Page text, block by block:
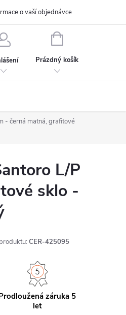
Kontakt
o vaší objednávce
NÁKUPNÍ
Prázdný košík
- černá matná, grafitové
L/P
sklo -
CER-425095
záruka 5
let